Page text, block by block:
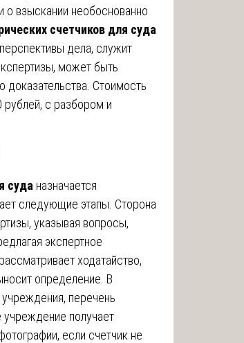
о взыскании необоснованно
счетчиков для суда
дела, служит
может быть
доказательства. Стоимость
с разбором и
суда назначается
следующие этапы. Сторона
указывая вопросы,
экспертное
ходатайство,
определение. В
перечень
учреждение получает
если счетчик не